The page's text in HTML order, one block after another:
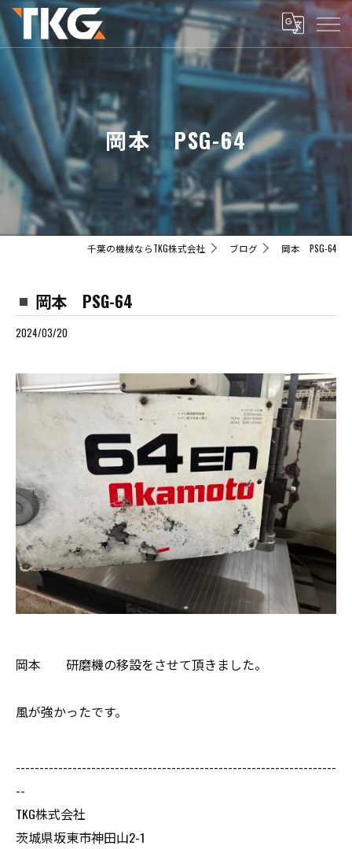
岡本 PSG-64
千葉の機械ならTKG株式会社 ブログ 岡本 PSG-64
岡本 PSG-64
2024/03/20
岡本 研磨機の移設をさせて頂きました。
風が強かったです。
--------------------------------------------------------------------
--
TKG株式会社
茨城県坂東市神田山2-1